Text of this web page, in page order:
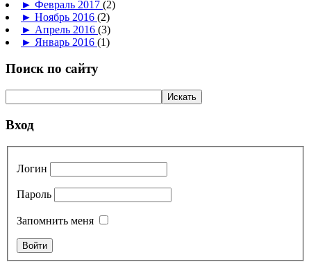
► Февраль 2017 (2)
► Ноябрь 2016 (2)
► Апрель 2016 (3)
► Январь 2016 (1)
Поиск по сайту
Вход
Логин
Пароль
Запомнить меня